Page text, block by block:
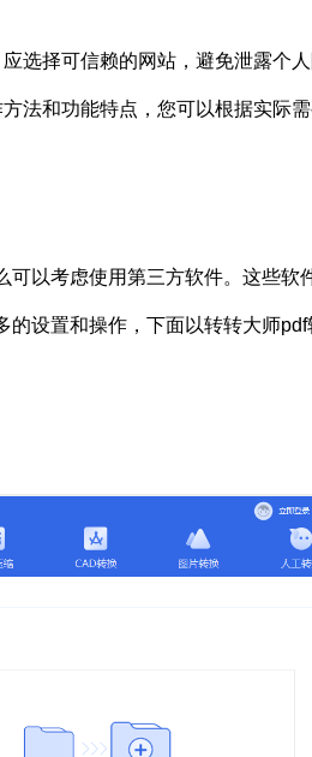
选择可信赖的网站，避免泄露个
法和功能特点，您可以根据实际
以考虑使用第三方软件。这些软
设置和操作，下面以转转大师pdf